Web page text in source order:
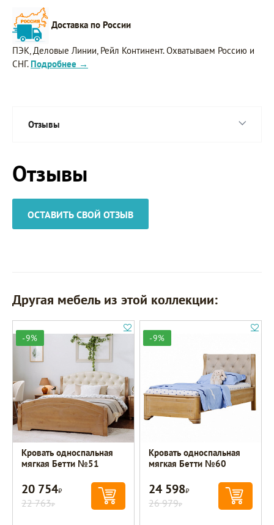
Доставка по России
ПЭК, Деловые Линии, Рейл Континент. Охватываем Россию и
СНГ. Подробнее →
Отзывы
Отзывы
ОСТАВИТЬ СВОЙ ОТЗЫВ
Другая мебель из этой коллекции:
-9%
Кровать односпальная
мягкая Бетти №51
20 754Р
22 763Р
-9%
Кровать односпальная
мягкая Бетти №60
24 598Р
26 979Р